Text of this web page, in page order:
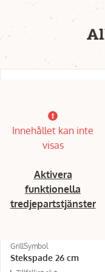
Innehållet kan inte
visas
Aktivera
funktionella
tredjepartstjänster
GrillSymbol
Stekspade 26 cm